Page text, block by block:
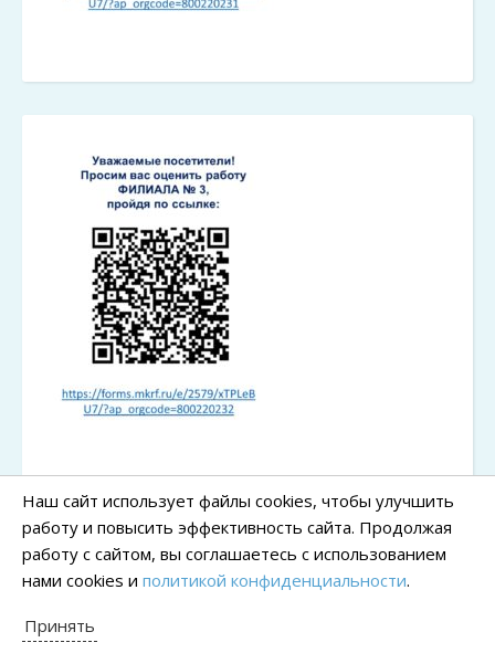
Наш сайт использует файлы cookies, чтобы улучшить
работу и повысить эффективность сайта. Продолжая
работу с сайтом, вы соглашаетесь с использованием
нами cookies и политикой конфиденциальности.
Принять